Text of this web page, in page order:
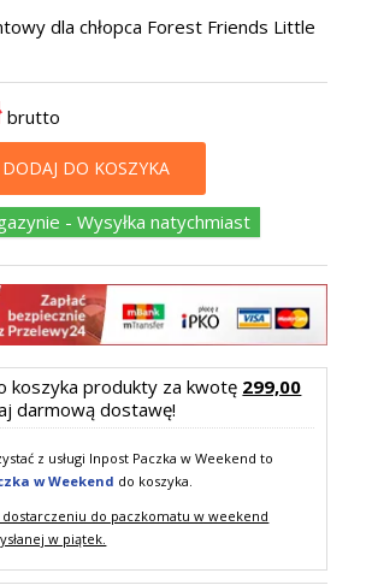
dla chłopca Forest Friends Little
brutto
DODAJ DO KOSZYKA
- Wysyłka natychmiast
koszyka produkty za kwotę 299,00
darmową dostawę!
z usługi Inpost Paczka w Weekend to
w Weekend do koszyka.
dostarczeniu do paczkomatu w weekend
w piątek.